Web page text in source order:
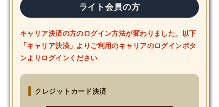
ライト会員の方
キャリア決済の方のログイン方法が変わりました。以下
「キャリア決済」よりご利用のキャリアのログインボタ
ンよりログインください
クレジットカード決済
We Spy!
SPECIAL
#Throwback
MOVIE